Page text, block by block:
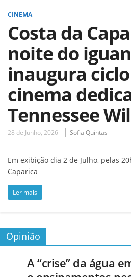
CINEMA
Costa da
noite do
inaugura
cinema
Tennessee
28 de Junho, 2026 Sofia Quintas
Em exibição dia 2 de Julho, pelas
Caparica
Ler mais
Opinião
A “crise” da água